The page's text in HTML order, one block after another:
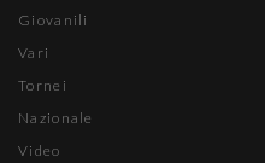
Giovanili
Vari
Tornei
Nazionale
Video